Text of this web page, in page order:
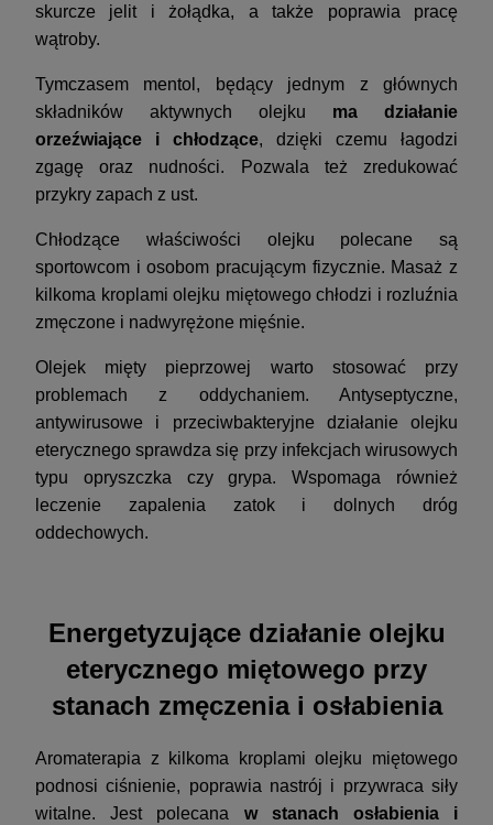
skurcze jelit i żołądka, a także poprawia pracę
wątroby.
Tymczasem mentol, będący jednym z głównych
składników aktywnych olejku ma działanie
orzeźwiające i chłodzące, dzięki czemu łagodzi
zgagę oraz nudności. Pozwala też zredukować
przykry zapach z ust.
Chłodzące właściwości olejku polecane są
sportowcom i osobom pracującym fizycznie. Masaż z
kilkoma kroplami olejku miętowego chłodzi i rozluźnia
zmęczone i nadwyrężone mięśnie.
Olejek mięty pieprzowej warto stosować przy
problemach z oddychaniem. Antyseptyczne,
antywirusowe i przeciwbakteryjne działanie olejku
eterycznego sprawdza się przy infekcjach wirusowych
typu opryszczka czy grypa. Wspomaga również
leczenie zapalenia zatok i dolnych dróg
oddechowych.
Energetyzujące działanie olejku
eterycznego miętowego przy
stanach zmęczenia i osłabienia
Aromaterapia z kilkoma kroplami olejku miętowego
podnosi ciśnienie, poprawia nastrój i przywraca siły
witalne. Jest polecana w stanach osłabienia i